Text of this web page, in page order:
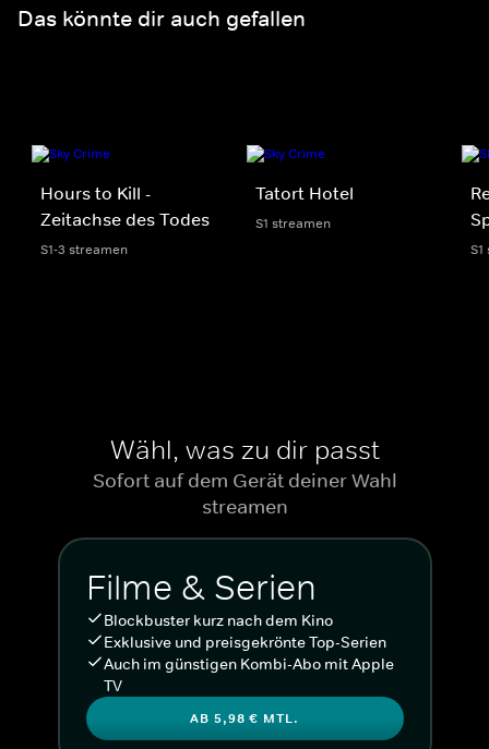
Das könnte dir auch gefallen
Hours to Kill -
Zeitachse des Todes
S1-3 streamen
Tatort Hotel
S1 streamen
Wähl, was zu dir passt
Sofort auf dem Gerät deiner Wahl
streamen
Filme & Serien
Blockbuster kurz nach dem Kino
Exklusive und preisgekrönte Top-Serien
Auch im günstigen Kombi-Abo mit Apple
TV
AB 5,98 € MTL.